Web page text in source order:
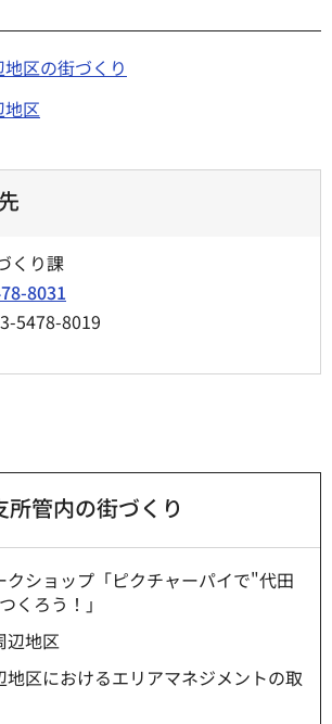
区の街づくり
地区
くり課
8031
5478-8019
所管内の街づくり
クショップ「ピクチャーパイで"代田
くろう！」
辺地区
地区におけるエリアマネジメントの取